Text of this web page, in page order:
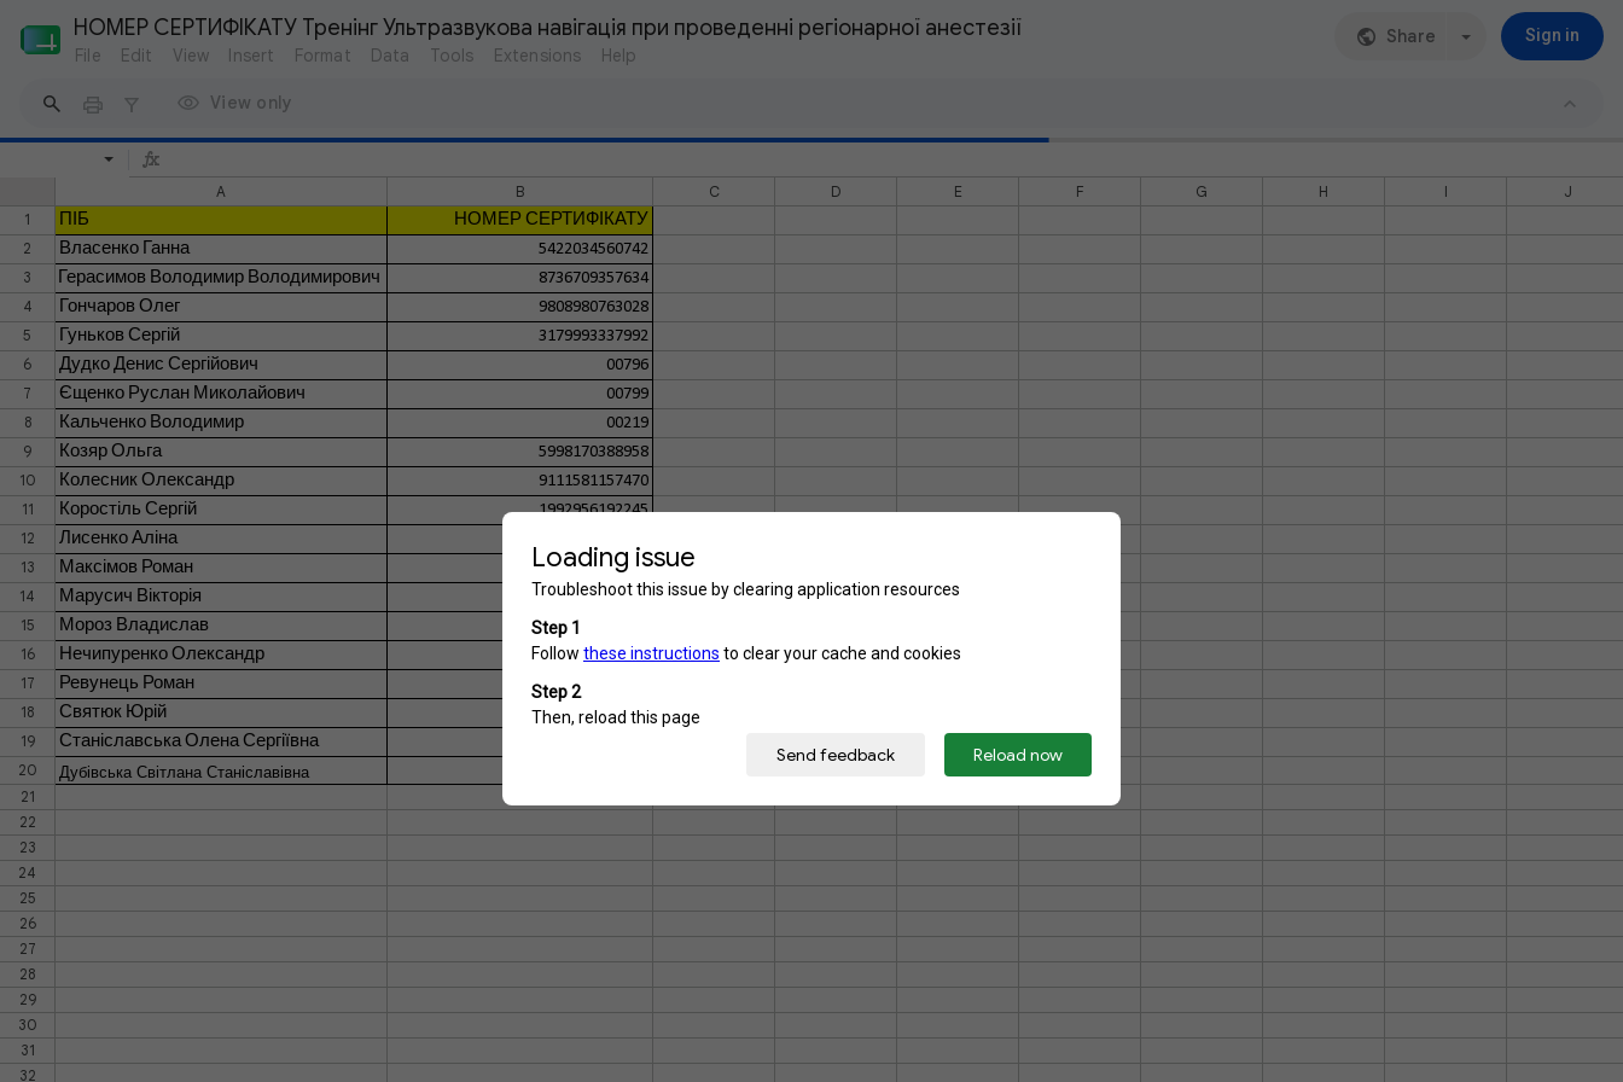
НОМЕР СЕРТИФІКАТУ Тренінг Ультразвукова навігація при проведенні регіонарної анестезії Share Sign in
File Edit View Insert Format Data Tools Extensions Help
View only
A B C D E F G H I
J
1
ПІБ
НОМЕР СЕРТИФІКАТУ
2
Власенко Ганна
5422034560742
3
Герасимов Володимир Володимирович
8736709357634
4
Гончаров Олег
9808980763028
5
Гуньков Сергій
3179993337992
6
Дудко Денис Сергійович
00796
7
Єщенко Руслан Миколайович
00799
8
Кальченко Володимир
00219
9
Козяр Ольга
5998170388958
10
Колесник Олександр
9111581157470
11
Коростіль Сергій
1992956192245
12
Лисенко Аліна
13
Максімов Роман
00051
14
Марусич Вікторія
9417791486394
15
Мороз Владислав
3638746058954
16
Нечипуренко Олександр
00804
17
Ревунець Роман
9355587586395
18
Святюк Юрій
00805
19
Станіславська Олена Сергіївна
20
Дубівська Світлана Станіславівна
21
22
23
24
25
26
27
28
29
30
31
32